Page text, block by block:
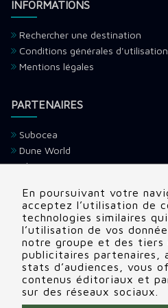
INFORMATIONS
Rechercher une destination
Conditions générales d'utilisation
Mentions légales
PARTENAIRES
Subocea
Dune World
Ultramarina
Devenir partenaire
CONTACTS
Adresse:22 rue Edouard,
Tél:+336 69 72 88 86
Contactez nous
En poursuivant votre
acceptez l’utilisation de
technologies similaires
l’utilisation de vos
notre groupe et des tiers
publicitaires partenaires,
stats d’audiences, vous
contenus éditoriaux et
sur des réseaux sociaux.